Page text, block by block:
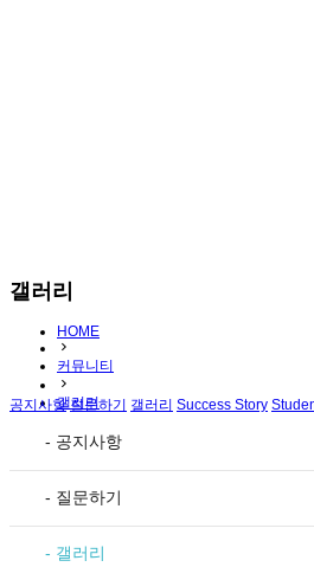
갤러리
HOME
커뮤니티
갤러리
공지사항 질문하기 갤러리 Success Story
- 공지사항
- 질문하기
- 갤러리